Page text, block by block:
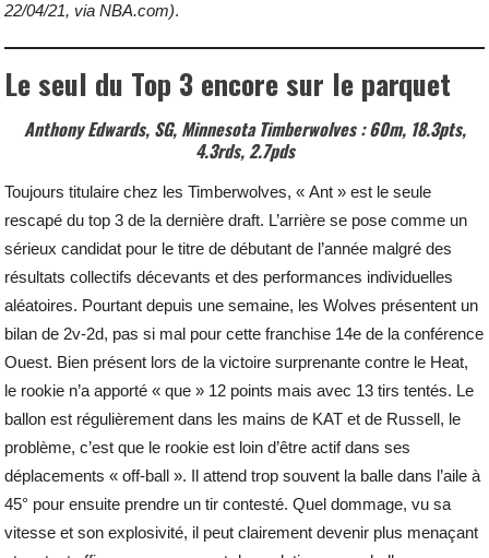
22/04/21, via NBA.com).
Le seul du Top 3 encore sur le parquet
Anthony Edwards, SG, Minnesota Timberwolves : 60m, 18.3pts,
4.3rds, 2.7pds
Toujours titulaire chez les Timberwolves, « Ant » est le seule
rescapé du top 3 de la dernière draft. L’arrière se pose comme un
sérieux candidat pour le titre de débutant de l’année malgré des
résultats collectifs décevants et des performances individuelles
aléatoires. Pourtant depuis une semaine, les Wolves présentent un
bilan de 2v-2d, pas si mal pour cette franchise 14e de la conférence
Ouest. Bien présent lors de la victoire surprenante contre le Heat,
le rookie n’a apporté « que » 12 points mais avec 13 tirs tentés. Le
ballon est régulièrement dans les mains de KAT et de Russell, le
problème, c’est que le rookie est loin d’être actif dans ses
déplacements « off-ball ». Il attend trop souvent la balle dans l’aile à
45° pour ensuite prendre un tir contesté. Quel dommage, vu sa
vitesse et son explosivité, il peut clairement devenir plus menaçant